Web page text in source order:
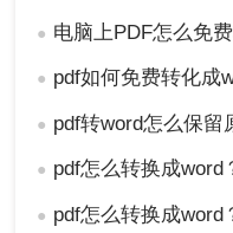
● 电脑上PDF怎么免费转换成
● pdf如何免费转化成word？
● pdf转word怎么保留原排版？
● pdf怎么转换成word？首
● pdf怎么转换成word？5种